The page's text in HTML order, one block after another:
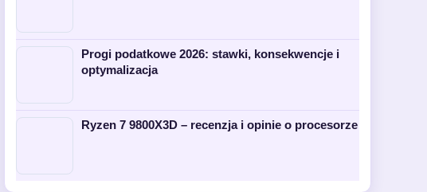
Progi podatkowe 2026: stawki, konsekwencje i
optymalizacja
Ryzen 7 9800X3D – recenzja i opinie o procesorze